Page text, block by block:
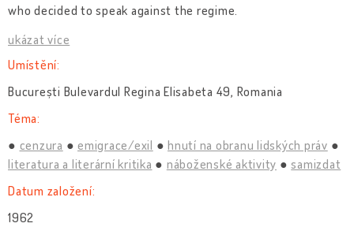
who decided to speak against the regime.
ukázat více
Umístění:
București Bulevardul Regina Elisabeta 49, Romania
Téma:
cenzura
emigrace/exil
hnutí na obranu lidských práv
literatura a literární kritika
náboženské aktivity
samizdat
Datum založení:
1962